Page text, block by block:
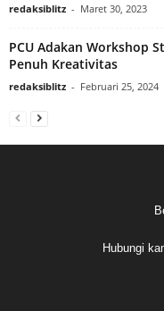
redaksiblitz - Maret 30, 2023
PCU Adakan Workshop
Penuh Kreativitas
redaksiblitz - Februari 25, 2024
Hubungi